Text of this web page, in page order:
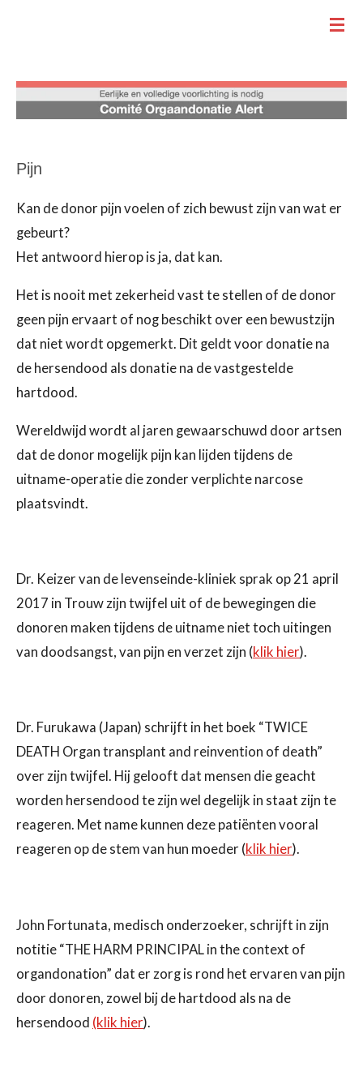
de
hoofdinhoud
Pijn
Kan de donor pijn voelen of zich bewust zijn van wat er
gebeurt?
Het antwoord hierop is ja, dat kan.
Het is nooit met zekerheid vast te stellen of de donor
geen pijn ervaart of nog beschikt over een bewustzijn
dat niet wordt opgemerkt. Dit geldt voor donatie na
de hersendood als donatie na de vastgestelde
hartdood.
Wereldwijd wordt al jaren gewaarschuwd door artsen
dat de donor mogelijk pijn kan lijden tijdens de
uitname-operatie die zonder verplichte narcose
plaatsvindt.
Dr. Keizer van de levenseinde-kliniek sprak op 21 april
2017 in Trouw zijn twijfel uit of de bewegingen die
donoren maken tijdens de uitname niet toch uitingen
van doodsangst, van pijn en verzet zijn (klik hier).
Dr. Furukawa (Japan) schrijft in het boek “TWICE
DEATH Organ transplant and reinvention of death”
over zijn twijfel. Hij gelooft dat mensen die geacht
worden hersendood te zijn wel degelijk in staat zijn te
reageren. Met name kunnen deze patiënten vooral
reageren op de stem van hun moeder (klik hier).
John Fortunata, medisch onderzoeker, schrijft in zijn
notitie “THE HARM PRINCIPAL in the context of
organdonation” dat er zorg is rond het ervaren van pijn
door donoren, zowel bij de hartdood als na de
hersendood (klik hier).